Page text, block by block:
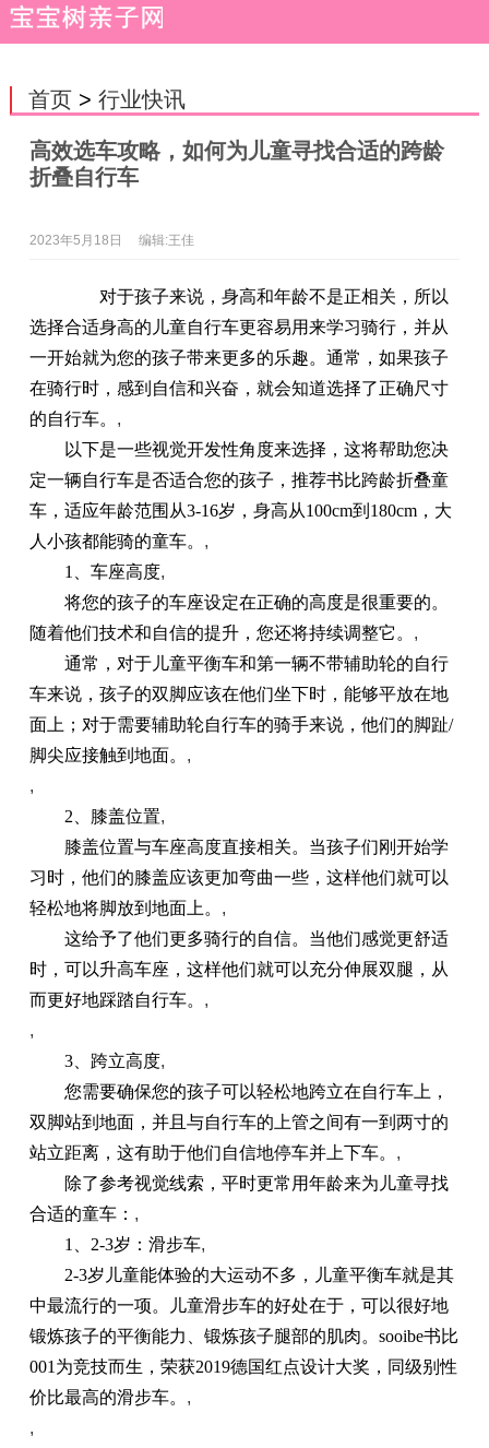
首页> 行业快讯
高效选车攻略，如何为儿童寻找合适的跨龄
折叠自行车
2023年5月18日 编辑:王佳
对于孩子来说，身高和年龄不是正相关，所以
选择合适身高的儿童自行车更容易用来学习骑行，并从
一开始就为您的孩子带来更多的乐趣。通常，如果孩子
在骑行时，感到自信和兴奋，就会知道选择了正确尺寸
的自行车。 ,
以下是一些视觉开发性角度来选择，这将帮助您决
定一辆自行车是否适合您的孩子，推荐书比跨龄折叠童
车，适应年龄范围从3-16岁，身高从100cm到180cm，大
人小孩都能骑的童车。 ,
1、车座高度,
将您的孩子的车座设定在正确的高度是很重要的。
随着他们技术和自信的提升，您还将持续调整它。 ,
通常，对于儿童平衡车和第一辆不带辅助轮的自行
车来说，孩子的双脚应该在他们坐下时，能够平放在地
面上；对于需要辅助轮自行车的骑手来说，他们的脚趾/
脚尖应接触到地面。 ,
,
2、膝盖位置,
膝盖位置与车座高度直接相关。当孩子们刚开始学
习时，他们的膝盖应该更加弯曲一些，这样他们就可以
轻松地将脚放到地面上。 ,
这给予了他们更多骑行的自信。当他们感觉更舒适
时，可以升高车座，这样他们就可以充分伸展双腿，从
而更好地踩踏自行车。 ,
,
3、跨立高度,
您需要确保您的孩子可以轻松地跨立在自行车上，
双脚站到地面，并且与自行车的上管之间有一到两寸的
站立距离，这有助于他们自信地停车并上下车。 ,
除了参考视觉线索，平时更常用年龄来为儿童寻找
合适的童车： ,
1、2-3岁：滑步车,
2-3岁儿童能体验的大运动不多，儿童平衡车就是其
中最流行的一项。儿童滑步车的好处在于，可以很好地
锻炼孩子的平衡能力、锻炼孩子腿部的肌肉。sooibe书比
001为竞技而生，荣获2019德国红点设计大奖，同级别性
价比最高的滑步车。 ,
,